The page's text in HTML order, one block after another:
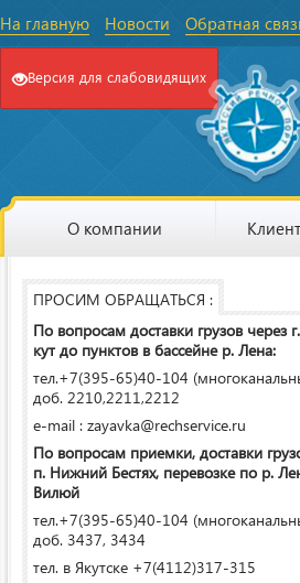
На главную Новости Обратная
Версия для слабовидящих
О компании
ПРОСИМ ОБРАЩАТЬСЯ :
По вопросам доставки грузов через
кут до пунктов в бассейне р. Лена:
тел.+7(395-65)40-104
доб. 2210,2211,2212
e-mail : zayavka@rechservice.ru
По вопросам приемки, доставки
п. Нижний Бестях, перевозке по р.
Вилюй
тел.+7(395-65)40-104
доб. 3437, 3434
тел. в Якутске +7(4112)317-315